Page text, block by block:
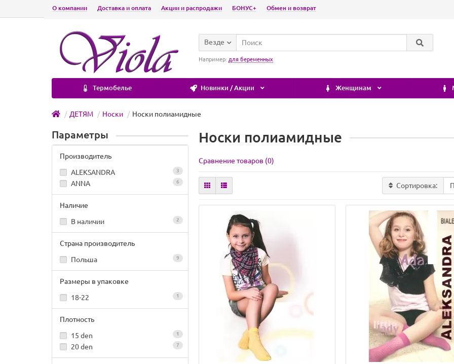
О компании Доставка и оплата Акции и распродажи БОНУС+ Обмен и возврат
Везде
Например: для беременных
Термобелье Новинки / Акции Женщинам
ДЕТЯМ Носки Носки полиамидные
Параметры
Производитель
ALEKSANDRA
3
ANNA 6
Наличие
В наличии
2
Страна производитель
Польша
9
Размеры в упаковке
18-22
1
Плотность
15 den
1
20 den 7
Носки полиамидные
Сравнение товаров (0)
Сортировка: